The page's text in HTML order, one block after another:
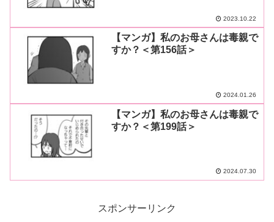
2023.10.22
【マンガ】私のお母さんは毒親で
すか？＜第156話＞
2024.01.26
【マンガ】私のお母さんは毒親で
すか？＜第199話＞
2024.07.30
スポンサーリンク